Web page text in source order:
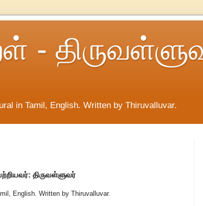
-
in Tamil, English. Written by Thiruvalluvar.
திருவள்ளுவர்
English. Written by Thiruvalluvar.